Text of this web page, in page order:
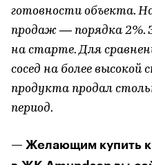
готовности объекта.
продаж — порядка 2%.
на старте. Для
сосед на более
продукта продал
период.
— Желающим купить